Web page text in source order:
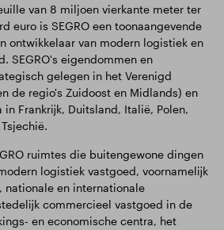
van 8 miljoen vierkante meter ter
euro is SEGRO een toonaangevende
ontwikkelaar van modern logistiek en
SEGRO's eigendommen en
gelegen in het Verenigd
de regio's Zuidoost en Midlands) en
in Frankrijk, Duitsland, Italië, Polen,
ruimtes die buitengewone dingen
logistiek vastgoed, voornamelijk
nationale en internationale
commercieel vastgoed in de
en economische centra, het